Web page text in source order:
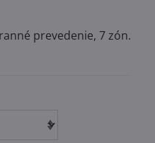
prevedenie, 7 zón.